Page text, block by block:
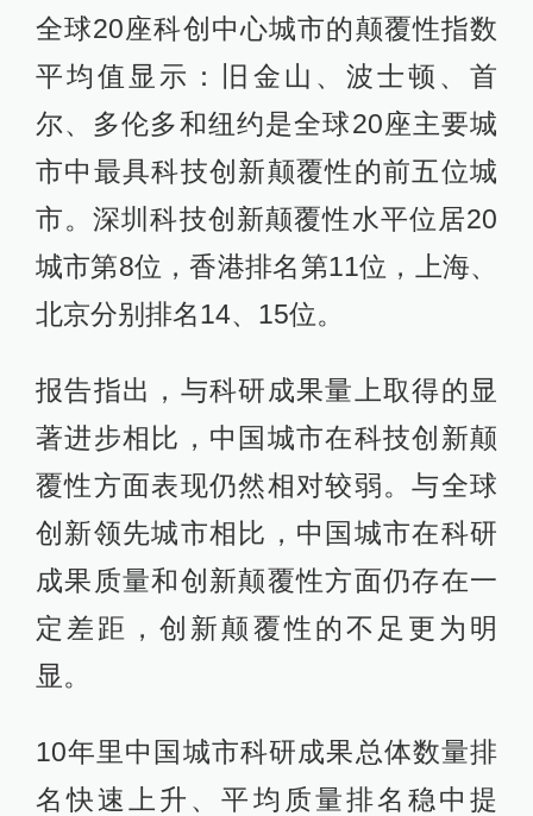
全球20座科创中心城市的颠覆性指数
平均值显示：旧金山、波士顿、首
尔、多伦多和纽约是全球20座主要城
市中最具科技创新颠覆性的前五位城
市。深圳科技创新颠覆性水平位居20
城市第8位，香港排名第11位，上海、
北京分别排名14、15位。
报告指出，与科研成果量上取得的显
著进步相比，中国城市在科技创新颠
覆性方面表现仍然相对较弱。与全球
创新领先城市相比，中国城市在科研
成果质量和创新颠覆性方面仍存在一
定差距，创新颠覆性的不足更为明
显。
10年里中国城市科研成果总体数量排
名快速上升、平均质量排名稳中提